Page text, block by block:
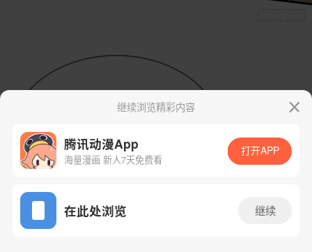
App免费看
继续浏览精彩内容
腾讯动漫App
海量漫画 新人7天免费看
打开APP
在此处浏览 继续